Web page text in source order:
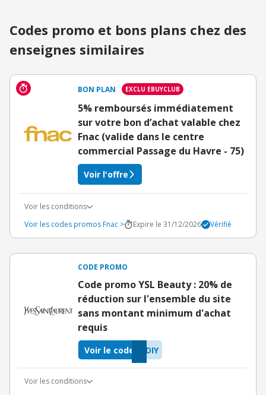
Codes promo et bons plans chez des
enseignes similaires
BON PLAN EXCLU EBUYCLUB
5% remboursés immédiatement
sur votre bon d’achat valable chez
Fnac (valide dans le centre
commercial Passage du Havre - 75)
Voir l'offre
Voir les conditions
Voir les codes promos Fnac >
Expire le 31/12/2026 Vérifié
CODE PROMO
Code promo YSL Beauty : 20% de
réduction sur l'ensemble du site
sans montant minimum d'achat
requis
DIY
Voir le code
Voir les conditions